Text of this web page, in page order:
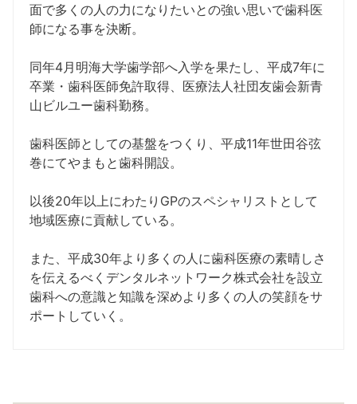
面で多くの人の力になりたいとの強い思いで歯科医
師になる事を決断。
同年4月明海大学歯学部へ入学を果たし、平成7年に
卒業・歯科医師免許取得、医療法人社団友歯会新青
山ビルユー歯科勤務。
歯科医師としての基盤をつくり、平成11年世田谷弦
巻にてやまもと歯科開設。
以後20年以上にわたりGPのスペシャリストとして
地域医療に貢献している。
また、平成30年より多くの人に歯科医療の素晴しさ
を伝えるべくデンタルネットワーク株式会社を設立
歯科への意識と知識を深めより多くの人の笑顔をサ
ポートしていく。